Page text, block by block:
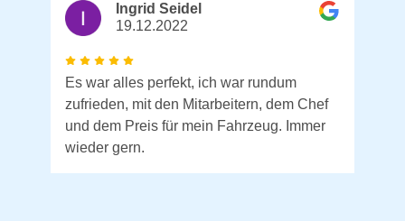
Ingrid Seidel
19.12.2022
Es war alles perfekt, ich war rundum
zufrieden, mit den Mitarbeitern, dem Chef
und dem Preis für mein Fahrzeug. Immer
wieder gern.